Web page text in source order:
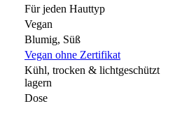
Für jeden Hauttyp
Vegan
Blumig, Süß
Vegan ohne Zertifikat
Kühl, trocken & lichtgeschützt
lagern
Dose